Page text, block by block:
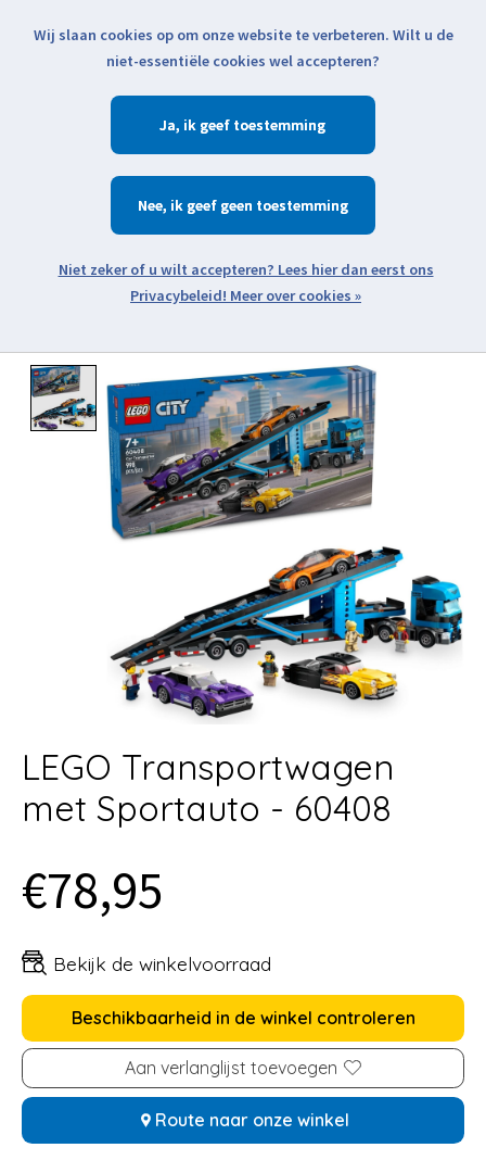
Klik voor actuele verzendinformatie...
Verlanglijst
Zoeken
Open webshop menu
Product image slideshow Items
LEGO Transportwagen
met Sportauto - 60408
€78,95
Bekijk de winkelvoorraad
Beschikbaarheid in de winkel controleren
Aan verlanglijst toevoegen
Route naar onze winkel
Wij slaan cookies op om onze website te verbeteren. Wilt u de
niet-essentiële cookies wel accepteren?
Ja
Nee
Meer over cookies »